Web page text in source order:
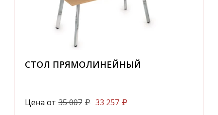
СТОЛ ПРЯМОЛИНЕЙНЫЙ
Цена от 35 007 ₽ 33 257 ₽